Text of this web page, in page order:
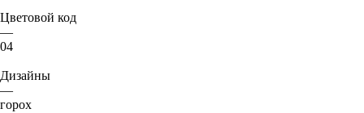
Цветовой код
—
04
Дизайны
—
горох